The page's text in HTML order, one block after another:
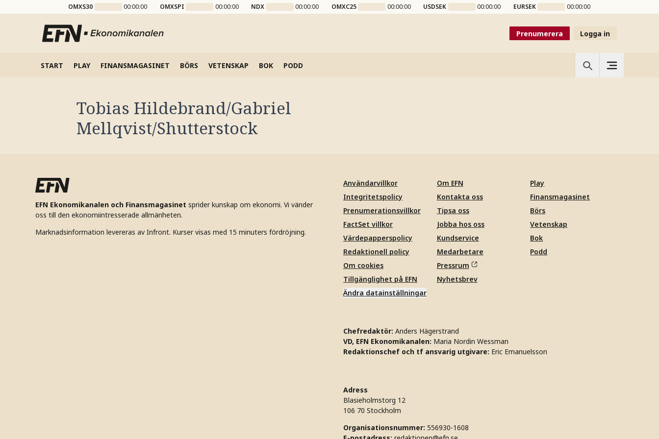
OMXS30 00:00:00 OMXSPI 00:00:00 NDX 00:00:00 OMXC25 00:00:00 USDSEK 00:00:00 EURSEK 00:00:00
Prenumerera Logga in
START PLAY FINANSMAGASINET BÖRS VETENSKAP BOK PODD
Tobias Hildebrand/Gabriel
Mellqvist/Shutterstock
EFN Ekonomikanalen och Finansmagasinet sprider kunskap om ekonomi. Vi vänder
oss till den ekonomiintresserade allmänheten.
Marknadsinformation levereras av Infront. Kurser visas med 15 minuters fördröjning.
Användarvillkor
Integritetspolicy
Prenumerationsvillkor
FactSet villkor
Värdepapperspolicy
Redaktionell policy
Om cookies
Tillgänglighet på EFN
Ändra datainställningar
Om EFN
Kontakta oss
Tipsa oss
Jobba hos oss
Kundservice
Medarbetare
Pressrum
Nyhetsbrev
Play
Finansmagasinet
Börs
Vetenskap
Bok
Podd
Chefredaktör: Anders Hägerstrand
VD, EFN Ekonomikanalen: Maria Nordin Wessman
Redaktionschef och tf ansvarig utgivare: Eric Emanuelsson
Adress
Blasieholmstorg 12
106 70 Stockholm
Organisationsnummer: 556930-1608